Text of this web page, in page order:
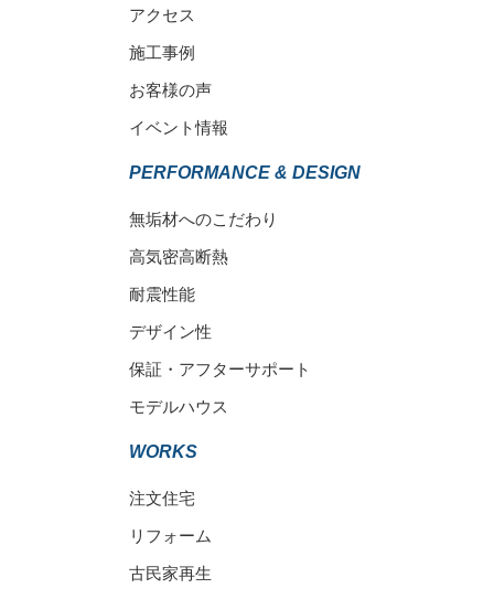
アクセス
施工事例
お客様の声
イベント情報
PERFORMANCE & DESIGN
無垢材へのこだわり
高気密高断熱
耐震性能
デザイン性
保証・アフターサポート
モデルハウス
WORKS
注文住宅
リフォーム
古民家再生